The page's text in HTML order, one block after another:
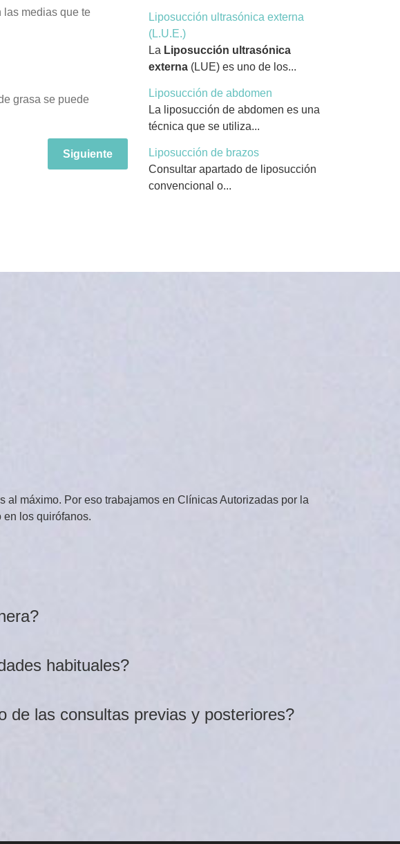
las medias que te
grasa se puede
Siguiente
Liposucción ultrasónica externa
(L.U.E.)
La Liposucción ultrasónica
externa(LUE) es uno de los...
Liposucción de abdomen
La liposucción de abdomen es una
técnica que se utiliza...
Liposucción de brazos
Consultar apartado de liposucción
convencional o...
al máximo. Por eso trabajamos en Clínicas Autorizadas por la
los quirófanos.
habituales?
de las consultas previas y posteriores?